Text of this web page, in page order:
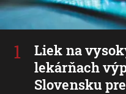
Liek na
lekárňach
Slovensku